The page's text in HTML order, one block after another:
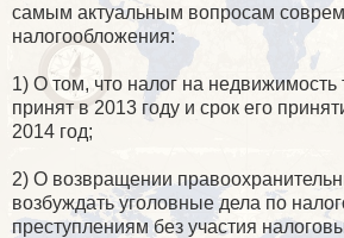
самым актуальным вопросам
налогообложения:
1) О том, что налог на недвижимость
принят в 2013 году и срок его
2014 год;
2) О возвращении
возбуждать уголовные дела по
преступлениям без участия